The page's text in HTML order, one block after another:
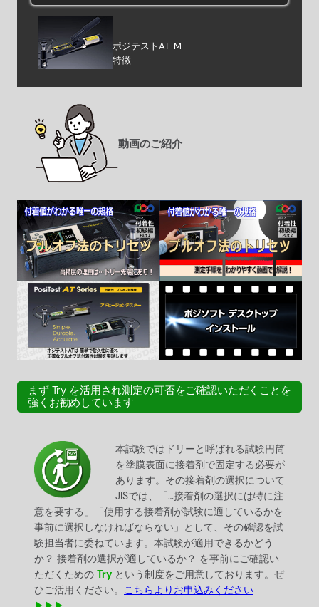
ポジテストAT-M
特徴
動画のご紹介
まず Try を活用され測定の可否をご確認いただくことを
強くお勧めしています
本試験ではドリーと呼ばれる試験円筒
を塗膜表面に接着剤で固定する必要が
あります。その接着剤の選択について
JISでは、「…接着剤の選択には特に注
意を要する」「使用する接着剤が試験に適しているかを
事前に選択しなければならない」として、その確認を試
験担当者に委ねています。本試験が適用できるかどう
か？ 接着剤の選択が適しているか？ を事前にご確認い
ただくための Try という制度をご用意しております。ぜ
ひご活用ください。 こちらよりお申込みください